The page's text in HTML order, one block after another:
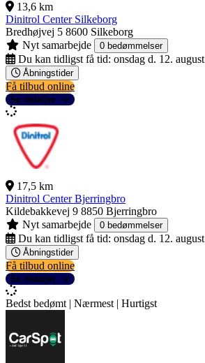
13,6 km
Dinitrol Center Silkeborg
Bredhøjvej 5 8600 Silkeborg
Nyt samarbejde
0 bedømmelser
Du kan tidligst få tid: onsdag d. 12. august
Åbningstider
Få tilbud online
Se detaljer
17,5 km
Dinitrol Center Bjerringbro
Kildebakkevej 9 8850 Bjerringbro
Nyt samarbejde
0 bedømmelser
Du kan tidligst få tid: onsdag d. 12. august
Åbningstider
Få tilbud online
Se detaljer
Bedst bedømt | Nærmest | Hurtigst